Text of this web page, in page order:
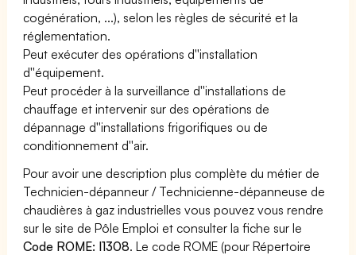
cogénération, ...), selon les règles de sécurité et la
réglementation.
Peut exécuter des opérations d''installation
d''équipement.
Peut procéder à la surveillance d''installations de
chauffage et intervenir sur des opérations de
dépannage d''installations frigorifiques ou de
conditionnement d''air.
Pour avoir une description plus complète du métier de
Technicien-dépanneur / Technicienne-dépanneuse de
chaudières à gaz industrielles vous pouvez vous rendre
sur le site de Pôle Emploi et consulter la fiche sur le
Code ROME: I1308. Le code ROME (pour Répertoire